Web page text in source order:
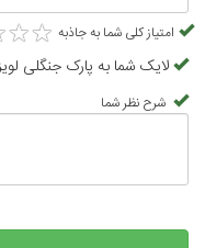
امتیاز کلی شما به جاذبه ★★
★★
لایک شما به پارک جنگلی
شرح نظر شما